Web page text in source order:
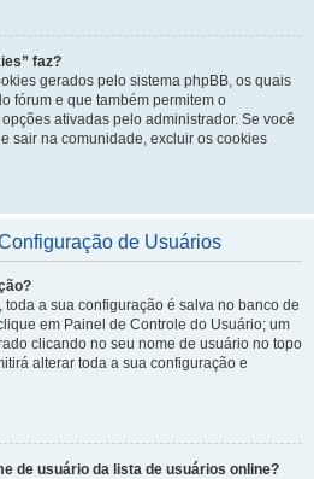
faz?
gerados pelo sistema phpBB, os quais
fórum e que também permitem o
ativadas pelo administrador. Se você
sair na comunidade, excluir os cookies
de Usuários
a sua configuração é salva no banco de
em Painel de Controle do Usuário; um
clicando no seu nome de usuário no topo
alterar toda a sua configuração e
de usuário da lista de usuários online?